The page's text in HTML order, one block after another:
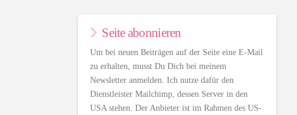
Seite abonnieren
Um bei neuen Beiträgen auf der Seite eine E-Mail
zu erhalten, musst Du Dich bei meinem
Newsletter anmelden. Ich nutze dafür den
Dienstleister Mailchimp, dessen Server in den
USA stehen. Der Anbieter ist im Rahmen des US-